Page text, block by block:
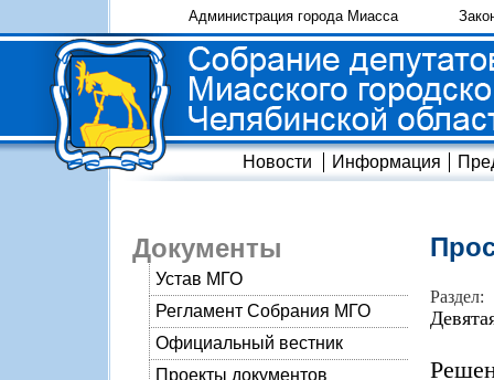
Администрация города Миасса
Новости Информация
Документы
Устав МГО
Регламент Собрания МГО
Официальный вестник
Проекты документов
Раздел: